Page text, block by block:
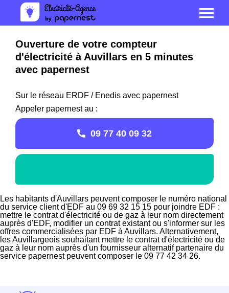
Ouverture de votre compteur
d'électricité à Auvillars en 5 minutes
avec papernest
Sur le réseau ERDF / Enedis avec papernest
Appeler papernest au :
09 77 40 09 32
Les habitants d'Auvillars peuvent composer le numéro national
du service client d'EDF au 09 69 32 15 15 pour joindre EDF :
mettre le contrat d'électricité ou de gaz à leur nom directement
auprès d'EDF, modifier un contrat existant ou s'informer sur les
offres commercialisées par EDF à Auvillars. Alternativement,
les Auvillargeois souhaitant mettre le contrat d'électricité ou de
gaz à leur nom auprès d'un fournisseur alternatif partenaire du
service papernest peuvent composer le 09 77 42 34 26.